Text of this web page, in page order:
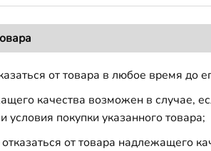
от товара в любое время до
качества возможен в случае,
покупки указанного товара;
от товара надлежащего